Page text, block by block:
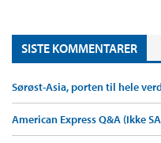
SISTE KOMMENTARER
Sørøst-Asia, porten til hele
American Express Q&A (Ikke